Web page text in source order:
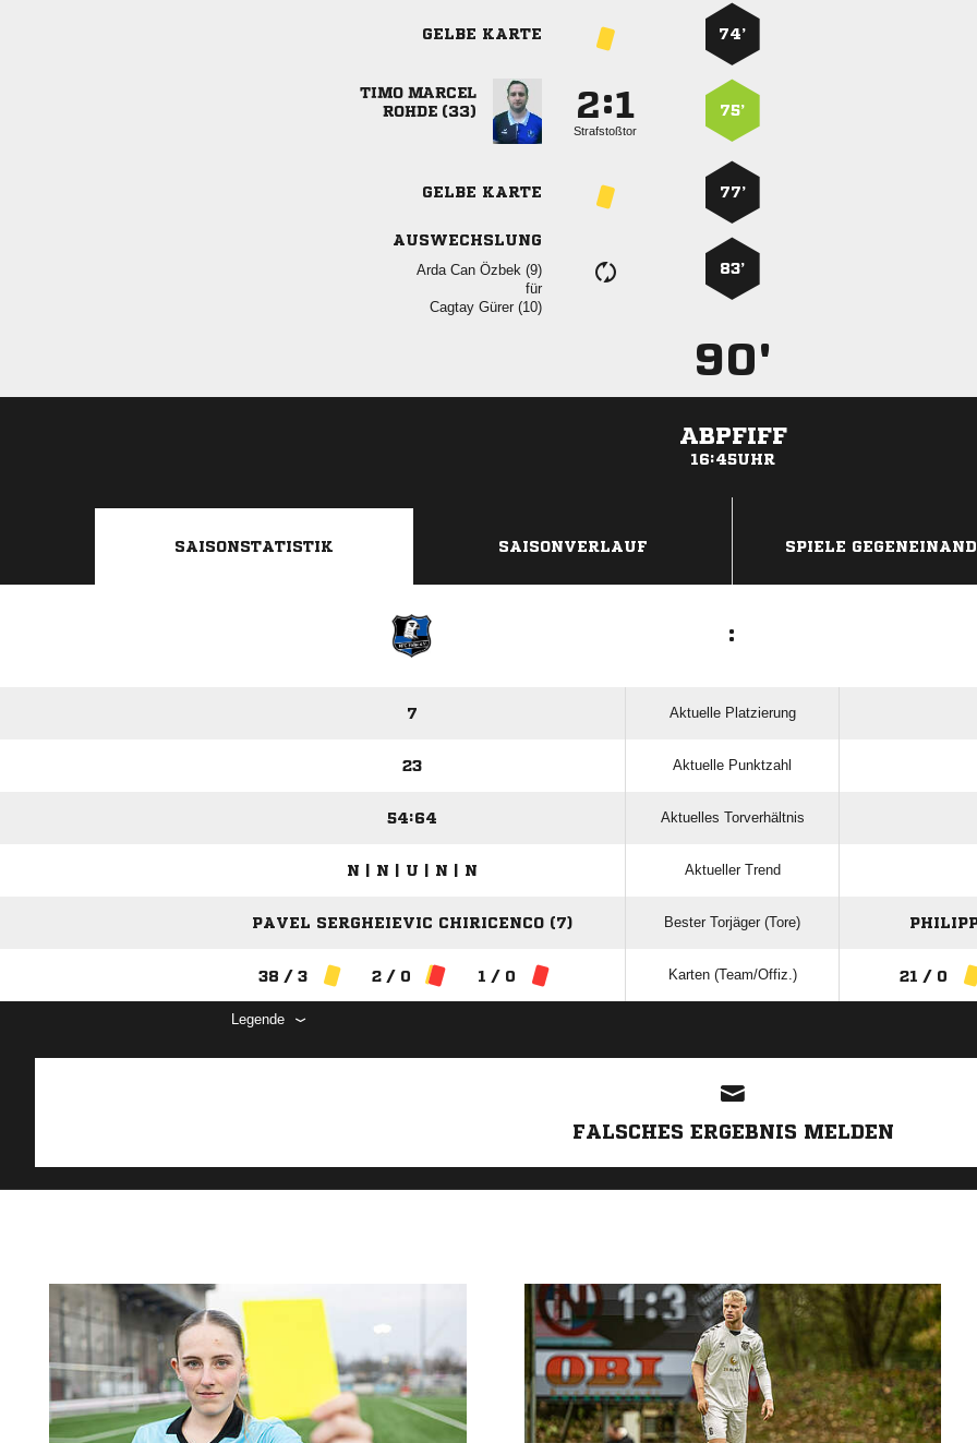
GELBE KARTE 74’
 
 
:
Strafstoßtor
75’
GELBE KARTE 77’
AUSWECHSLUNG
   
für
  
83’
90'
ABPFIFF
16:45UHR
SAISONSTATISTIK SAISONVERLAUF SPIELE
:
7 Aktuelle Platzierung
23 Aktuelle Punktzahl
54:64 Aktuelles Torverhältnis
N | N | U | N | N Aktueller Trend
PAVEL SERGHEIEVIC CHIRICENCO (7) Bester Torjäger (Tore)
38 / 3 2 / 0 1 / 0 Karten (Team/Offiz.) 21 / 0
Legende
FALSCHES ERGEBNIS MELDEN